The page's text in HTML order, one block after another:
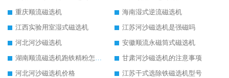
重庆顺流磁选机
海南湿式逆流磁选机
江西实验用室湿式磁选机
江苏河沙磁选机是强磁吗
河北河沙磁选机
安徽顺流永磁筒式磁选机
湖南顺流磁选机跑铁精粉怎么处理
甘肃河沙磁选机的注意事项
河北河沙磁选机价格
江苏干式选除铁磁选机型号